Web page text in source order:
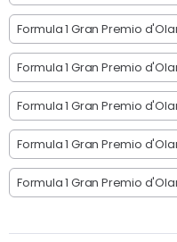
Formula 1 Gran Premio
Formula 1 Gran Premio
Formula 1 Gran Premio
Formula 1 Gran Premio
Formula 1 Gran Premio